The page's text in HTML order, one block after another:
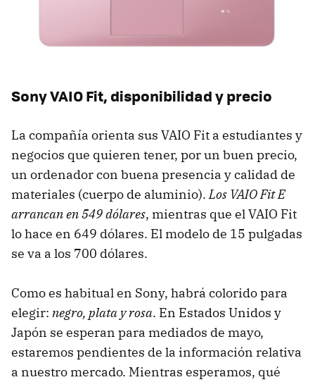
Sony VAIO Fit, disponibilidad y precio
La compañía orienta sus VAIO Fit a estudiantes y
negocios que quieren tener, por un buen precio,
un ordenador con buena presencia y calidad de
materiales (cuerpo de aluminio).Los VAIO Fit E
arrancan en 549 dólares, mientras que el VAIO Fit
lo hace en 649 dólares. El modelo de 15 pulgadas
se va a los 700 dólares.
Como es habitual en Sony, habrá colorido para
elegir: negro, plata y rosa. En Estados Unidos y
Japón se esperan para mediados de mayo,
estaremos pendientes de la información relativa
a nuestro mercado. Mientras esperamos, qué